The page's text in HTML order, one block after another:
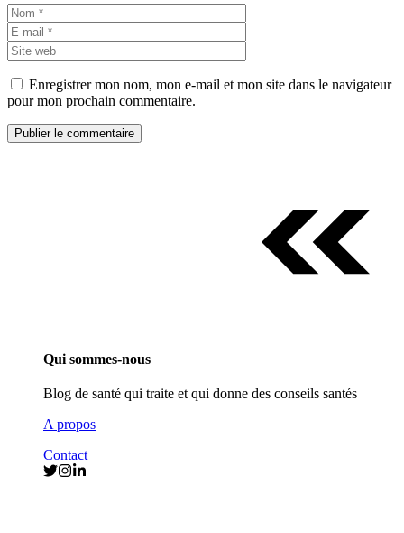
Nom
mail
web
Enregistrer mon nom, mon e-mail et mon site dans le navigateur
pour mon prochain commentaire.
Qui sommes-nous
Blog de santé qui traite et qui donne des conseils santés
A propos
Contact